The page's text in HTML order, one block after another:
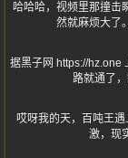
哈哈哈，视频里那撞击
然就麻烦大了
据黑子网 https://hz.one
路就通了
哎呀我的天，百吨王
激，现